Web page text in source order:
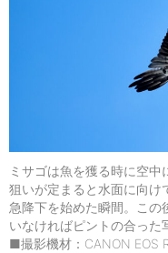
ミサゴは魚を獲る時に空
狙いが定まると水面に向け
急降下を始めた瞬間。この
いなければピントの合った
■撮影機材：CANON EOS